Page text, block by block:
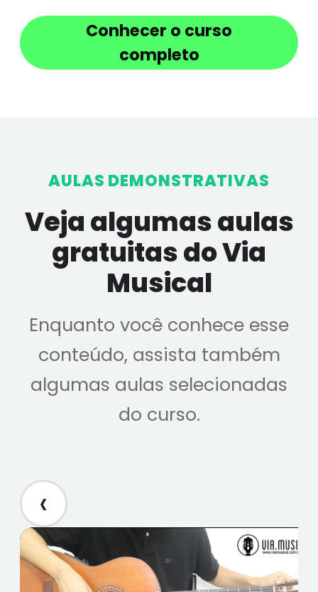
Conhecer o curso
completo
AULAS DEMONSTRATIVAS
Veja algumas aulas
gratuitas do Via
Musical
Enquanto você conhece esse
conteúdo, assista também
algumas aulas selecionadas
do curso.
‹